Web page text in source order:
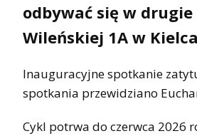
odbywać się w
Wileńskiej 1A w
Inauguracyjne spotkanie
spotkania przewidziano
Cykl potrwa do czerwca 2026